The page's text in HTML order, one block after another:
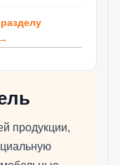
продукции,